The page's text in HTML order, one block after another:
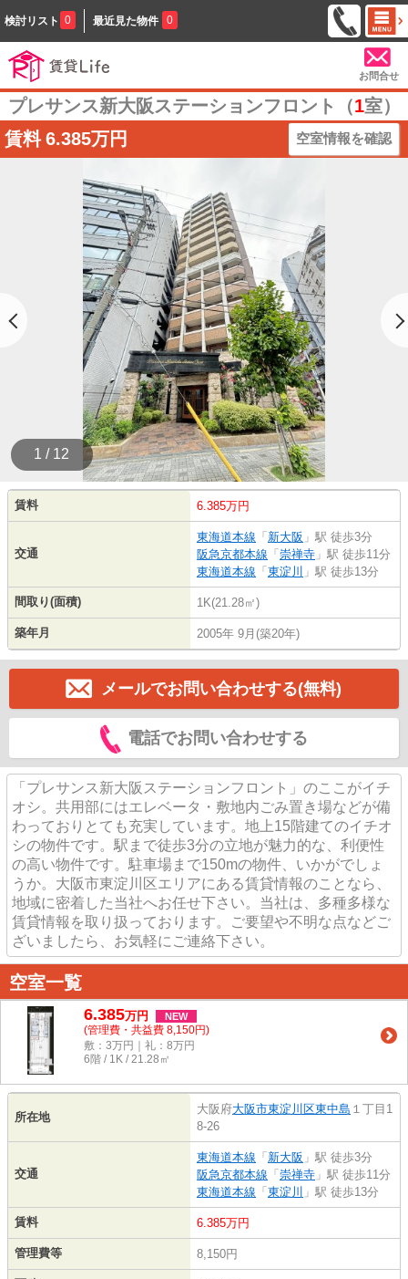
検討リスト 0 最近見た物件 0
お問合せ
プレサンス新大阪ステーションフロント（1室）
賃料 6.385万円 空室情報を確認
1 / 12
賃料 6.385万円
交通
東海道本線 「 新大阪 」駅 徒歩3分
阪急京都本線 「 崇禅寺 」駅 徒歩11分
東海道本線 「 東淀川 」駅 徒歩13分
間取り(面積) 1K(21.28㎡)
築年月 2005年 9月(築20年)
メールでお問い合わせする(無料)
電話でお問い合わせする
「プレサンス新大阪ステーションフロント」のここがイチ
オシ。共用部にはエレベータ・敷地内ごみ置き場などが備
わっておりとても充実しています。地上15階建てのイチオ
シの物件です。駅まで徒歩3分の立地が魅力的な、利便性
の高い物件です。駐車場まで150mの物件、いかがでしょ
うか。大阪市東淀川区エリアにある賃貸情報のことなら、
地域に密着した当社へお任せ下さい。当社は、多種多様な
賃貸情報を取り扱っております。ご要望や不明な点などご
ざいましたら、お気軽にご連絡下さい。
空室一覧
6.385万円 NEW
(管理費・共益費 8,150円)
敷：3万円｜礼：8万円
6階 / 1K / 21.28㎡
所在地
大阪府大阪市東淀川区東中島 １丁目1
8-26
交通
東海道本線 「 新大阪 」駅 徒歩3分
阪急京都本線 「 崇禅寺 」駅 徒歩11分
東海道本線 「 東淀川 」駅 徒歩13分
賃料 6.385万円
管理費等 8,150円